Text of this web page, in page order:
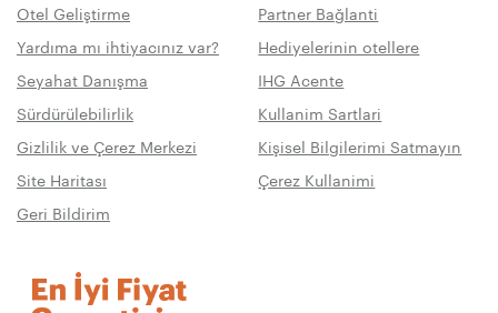
Otel Geliştirme
Partner Bağlanti
Yardıma mı ihtiyacınız var?
Hediyelerinin otellere
Seyahat Danışma
IHG Acente
Sürdürülebilirlik
Kullanim Sartlari
Gizlilik ve Çerez Merkezi
Kişisel Bilgilerimi Satmayın
Site Haritası
Çerez Kullanimi
Geri Bildirim